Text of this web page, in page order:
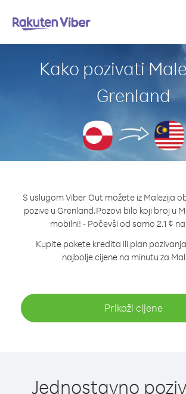
Kako pozivati
Grenland
S uslugom Viber Out možete iz Malezija
pozive u Grenland.Pozovi bilo koji broj u
mobilni! - Počevši od samo 2.1 ¢
Kupite pakete kredita ili plan
najbolje cijene na minutu za
Prikaži cijene
Jednostavno